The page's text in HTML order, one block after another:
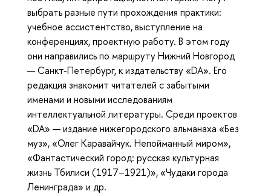
выбрать разные пути прохождения практики:
учебное ассистентство, выступление на
конференциях, проектную работу. В этом году
они направились по маршруту Нижний Новгород
— Санкт-Петербург, к издательству «DA». Его
редакция знакомит читателей с забытыми
именами и новыми исследованиям
интеллектуальной литературы. Среди проектов
«DA» — издание нижегородского альманаха «Без
муз», «Олег Каравайчук. Непойманный миром»,
«Фантастический город: русская культурная
жизнь Тбилиси (1917–1921)», «Чудаки города
Ленинграда» и др.